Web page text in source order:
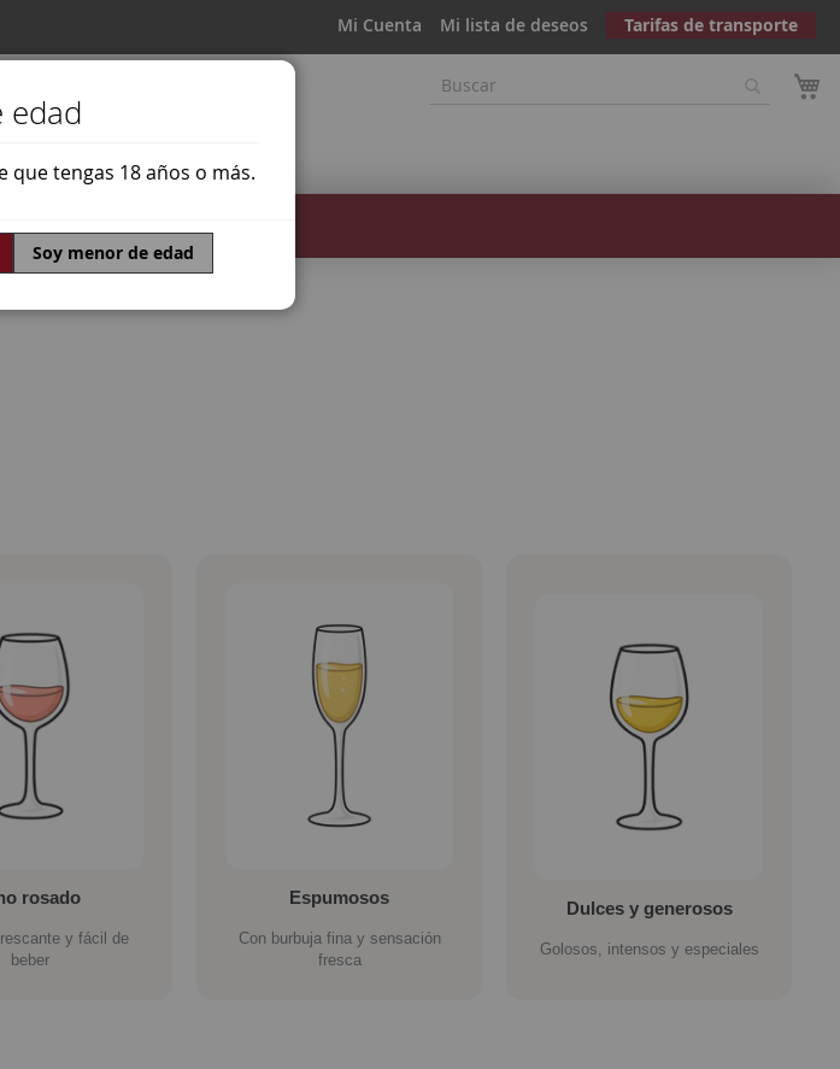
Mi Cuenta Mi lista de deseos Tarifas de transporte
Mundo Vino
rosado
y fácil de
beber
Espumosos
Con burbuja fina y sensación
fresca
Dulces y generosos
Golosos, intensos y especiales
edad
que tengas 18 años o más.
Soy menor de edad